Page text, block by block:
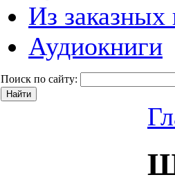
Из заказных
Аудиокниги
Поиск по сайту: